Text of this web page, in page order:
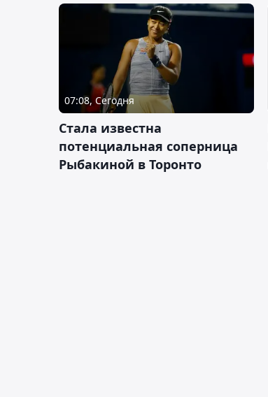
07:08, Сегодня
Cтала известна
потенциальная соперница
Рыбакиной в Торонто